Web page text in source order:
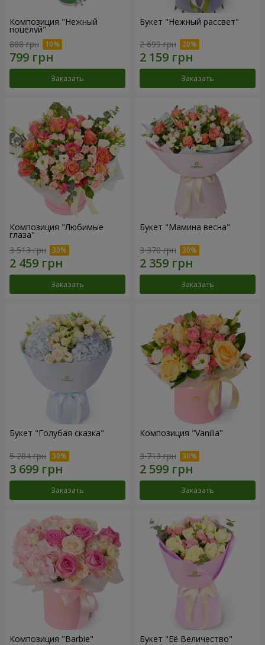
Композиция "Нежный
поцелуй"
888 грн
Заказать
Букет "Нежный рассвет"
2 699 грн
Заказать
Композиция "Любимые
глаза"
3 513 грн
Заказать
Букет "Мамина весна"
3 370 грн
Заказать
Букет "Голубая сказка"
5 284 грн
Заказать
Композиция "Vanilla"
3 713 грн
Заказать
Композиция "Barbie" Букет "Её Величество"